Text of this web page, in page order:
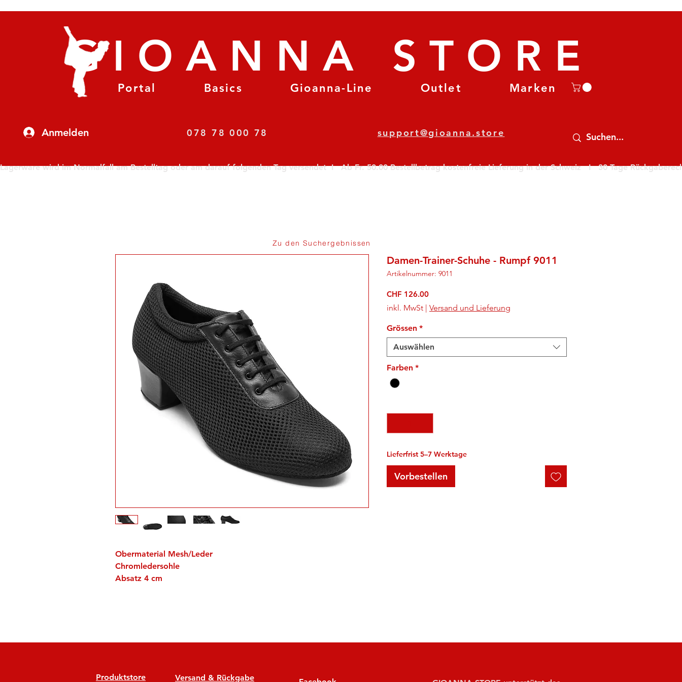
Anmelden
Portal Basics Gioanna-Line Outlet Marken
GIOANNA STORE
078 78 000 78 support@gioanna.store
Lagerware wird im Normalfall am Bestelltag oder am darauf folgenden Tag versendet  I   Ab Fr. 50.00 Bestellbetrag kostenfreie Lieferung in der Schweiz   I   30 Tage
Obermaterial Mesh/Leder
Chromledersohle
Absatz 4 cm
Damen-Trainer-Schuhe - Rumpf 9011
Artikelnummer: 9011
CHF 126.00Preis
inkl. MwSt | Versand und Lieferung
Grössen *
Auswählen
Farben *
Lieferfrist 5–7 Werktage
Vorbestellen
Zu den Suchergebnissen
Produktstore Versand & Rückgabe